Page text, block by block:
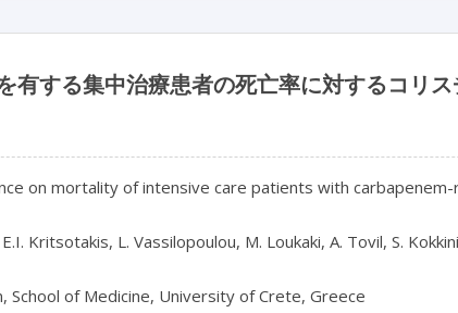
有する集中治療患者の死亡率に対するコリ
on mortality of intensive care patients with
Kritsotakis, L. Vassilopoulou, M. Loukaki, A. Tovil, S.
of Medicine, University of Crete, Greece